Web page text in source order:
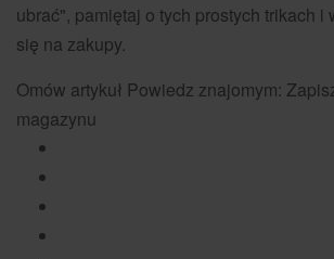
ubrać", pamiętaj o tych prostych trikach i
się na zakupy.
Omów artykuł Powiedz znajomym:
magazynu